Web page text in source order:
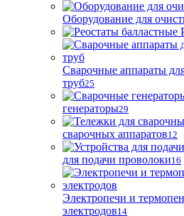
Оборудование для
Сварочные аппараты
труб25
генераторы29
сварочных аппаратов12
для подачи проволоки16
Электропечи и
электродов14